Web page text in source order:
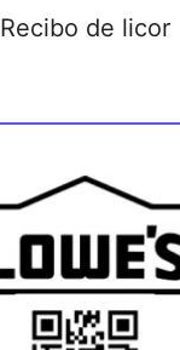
Recibo de licor